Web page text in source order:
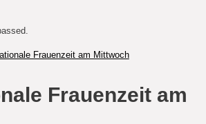
Frauenzeit am Mittwoch
Frauenzeit am